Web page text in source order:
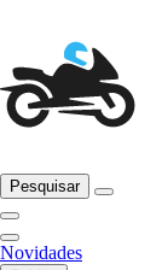
Pesquisar
Novidades